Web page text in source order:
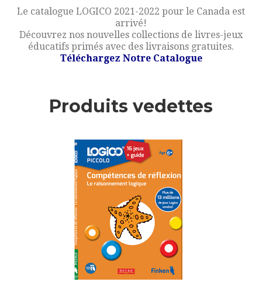
Le catalogue LOGICO 2021-2022 pour le Canada est
arrivé!
Découvrez nos nouvelles collections de livres-jeux
éducatifs primés avec des livraisons gratuites.
Téléchargez Notre Catalogue
Produits vedettes